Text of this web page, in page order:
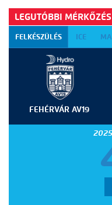
LEGUTÓBBI MÉRKŐZÉS
FELKÉSZÜLÉS ICE
FEHÉRVÁR AV19